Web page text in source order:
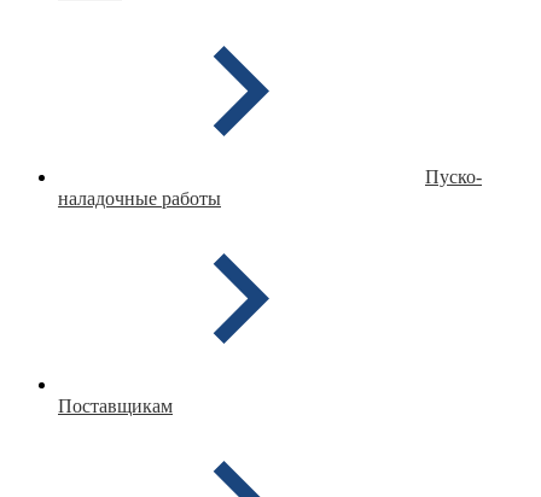
Пуско-
наладочные работы
Поставщикам